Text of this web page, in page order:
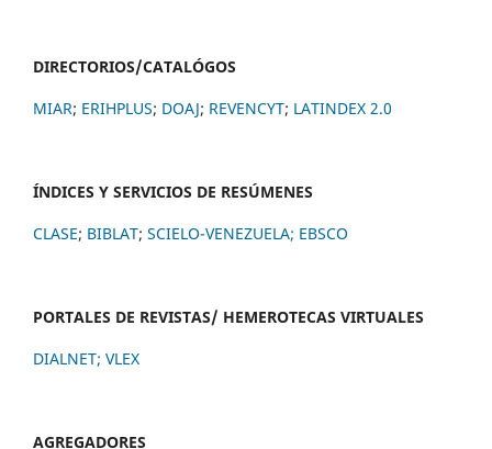
DIRECTORIOS/CATALÓGOS
MIAR; ERIHPLUS; DOAJ; REVENCYT; LATINDEX 2.0
ÍNDICES Y SERVICIOS DE RESÚMENES
CLASE; BIBLAT; SCIELO-VENEZUELA; EBSCO
PORTALES DE REVISTAS/ HEMEROTECAS VIRTUALES
DIALNET; VLEX
AGREGADORES